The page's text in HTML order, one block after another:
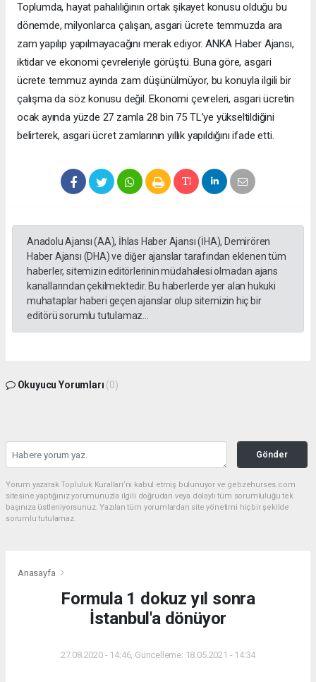
Toplumda, hayat pahalılığının ortak şikayet konusu olduğu bu
dönemde, milyonlarca çalışan, asgari ücrete temmuzda ara
zam yapılıp yapılmayacağını merak ediyor. ANKA Haber Ajansı,
iktidar ve ekonomi çevreleriyle görüştü. Buna göre, asgari
ücrete temmuz ayında zam düşünülmüyor, bu konuyla ilgili bir
çalışma da söz konusu değil. Ekonomi çevreleri, asgari ücretin
ocak ayında yüzde 27 zamla 28 bin 75 TL’ye yükseltildiğini
belirterek, asgari ücret zamlarının yıllık yapıldığını ifade etti.
Anadolu Ajansı (AA), İhlas Haber Ajansı (İHA), Demirören
Haber Ajansı (DHA) ve diğer ajanslar tarafından eklenen tüm
haberler, sitemizin editörlerinin müdahalesi olmadan ajans
kanallarından çekilmektedir. Bu haberlerde yer alan hukuki
muhataplar haberi geçen ajanslar olup sitemizin hiç bir
editörü sorumlu tutulamaz...
Okuyucu Yorumları (0)
Gönder
Yorum yazarak Topluluk Kuralları’nı kabul etmiş bulunuyor ve gebzehurses.com
sitesine yaptığınız yorumunuzla ilgili doğrudan veya dolaylı tüm sorumluluğu tek
başınıza üstleniyorsunuz. Yazılan tüm yorumlardan site yönetimi hiçbir şekilde
sorumlu tutulamaz.
Anasayfa
Formula 1 dokuz yıl sonra
İstanbul'a dönüyor
27.08.2020 - 14:46, Güncelleme: 18.05.2021 - 14:34